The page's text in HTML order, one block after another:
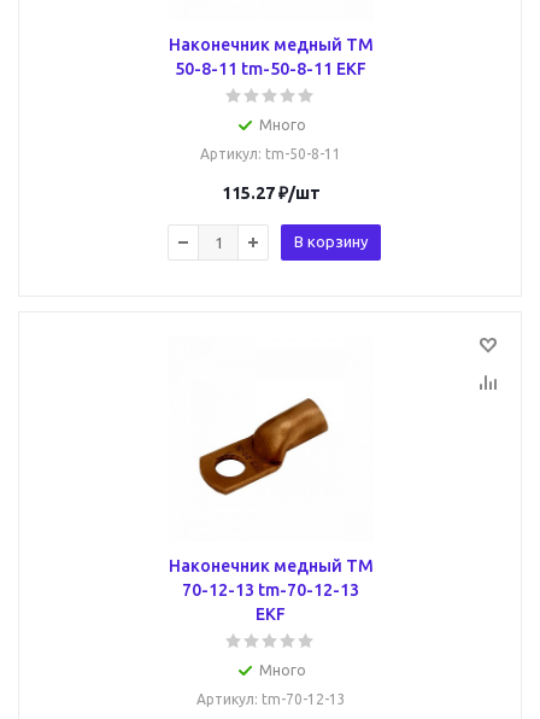
Наконечник медный ТМ
50-8-11 tm-50-8-11 EKF
Много
Артикул: tm-50-8-11
115.27₽/шт
В корзину
Наконечник медный ТМ
70-12-13 tm-70-12-13
EKF
Много
Артикул: tm-70-12-13